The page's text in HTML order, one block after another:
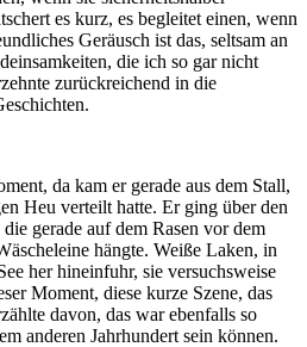
es kurz, es begleitet einen, wenn
Geräusch ist das, seltsam an
die ich so gar nicht
zurückreichend in die
da kam er gerade aus dem Stall,
Heu verteilt hatte. Er ging über den
gerade auf dem Rasen vor dem
hängte. Weiße Laken, in
her hineinfuhr, sie versuchsweise
Moment, diese kurze Szene, das
davon, das war ebenfalls so
anderen Jahrhundert sein können.